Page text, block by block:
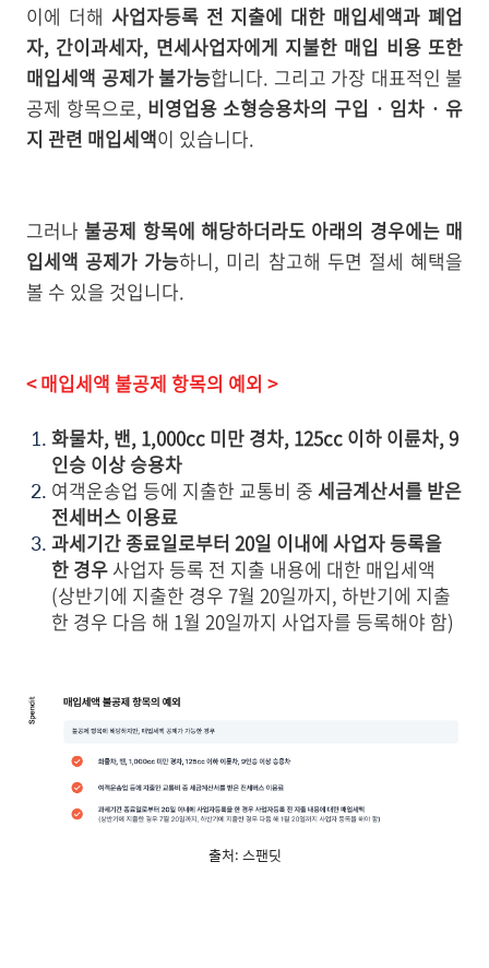
이에 더해 사업자등록 전 지출에 대한 매입세액과 폐업
자, 간이과세자, 면세사업자에게 지불한 매입 비용 또한
매입세액 공제가 불가능합니다. 그리고 가장 대표적인 불
공제 항목으로, 비영업용 소형승용차의 구입 · 임차 · 유
지 관련 매입세액이 있습니다.
그러나 불공제 항목에 해당하더라도 아래의 경우에는 매
입세액 공제가 가능하니, 미리 참고해 두면 절세 혜택을
볼 수 있을 것입니다.
< 매입세액 불공제 항목의 예외 >
화물차, 밴, 1,000cc 미만 경차, 125cc 이하 이륜차, 9
인승 이상 승용차
여객운송업 등에 지출한 교통비 중 세금계산서를 받은
전세버스 이용료
과세기간 종료일로부터 20일 이내에 사업자 등록을
한 경우 사업자 등록 전 지출 내용에 대한 매입세액
(상반기에 지출한 경우 7월 20일까지, 하반기에 지출
한 경우 다음 해 1월 20일까지 사업자를 등록해야 함)
출처: 스팬딧